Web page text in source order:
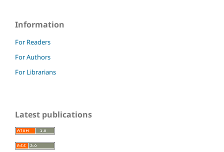
Information
For Readers
For Authors
For Librarians
Latest publications